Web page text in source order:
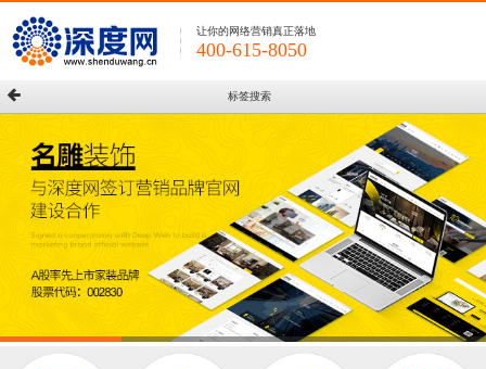
让你的网络营销真正落地
400-615-8050
标签搜索